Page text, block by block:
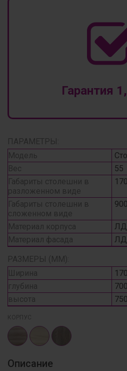
Гарантия
ПАРАМЕТРЫ:
Модель
Вес
55
Габариты столешни в
разложенном виде
Габариты столешни в
сложенном виде
Материал корпуса
Материал фасада
РАЗМЕРЫ (ММ):
Ширина
глубина
700
высота
750
КОРПУС
Описание